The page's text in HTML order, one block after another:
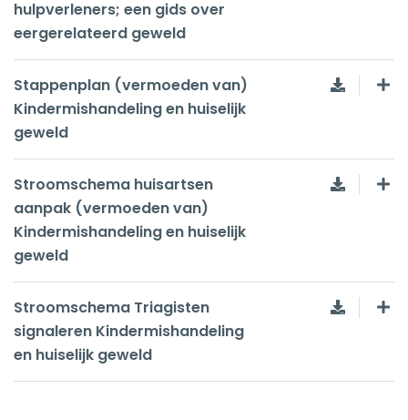
hulpverleners; een gids over
eergerelateerd geweld
Stappenplan (vermoeden van)
Kindermishandeling en huiselijk
geweld
Stroomschema huisartsen
aanpak (vermoeden van)
Kindermishandeling en huiselijk
geweld
Stroomschema Triagisten
signaleren Kindermishandeling
en huiselijk geweld